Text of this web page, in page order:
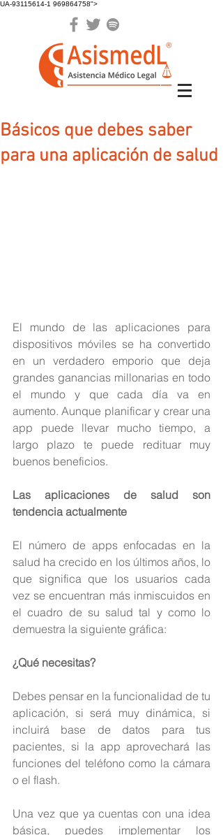
UA-93115614-1 969864758">
Básicos que debes saber
para una aplicación de salud
El mundo de las aplicaciones para
dispositivos móviles se ha convertido
en un verdadero emporio que deja
grandes ganancias millonarias en todo
el mundo y que cada día va en
aumento. Aunque planificar y crear una
app puede llevar mucho tiempo, a
largo plazo te puede redituar muy
buenos beneficios.
Las aplicaciones de salud son
tendencia actualmente
El número de apps enfocadas en la
salud ha crecido en los últimos años, lo
que significa que los usuarios cada
vez se encuentran más inmiscuidos en
el cuadro de su salud tal y como lo
demuestra la siguiente gráfica:
¿Qué necesitas?
Debes pensar en la funcionalidad de tu
aplicación, si será muy dinámica, si
incluirá base de datos para tus
pacientes, si la app aprovechará las
funciones del teléfono como la cámara
o el flash.
Una vez que ya cuentas con una idea
básica, puedes implementar los